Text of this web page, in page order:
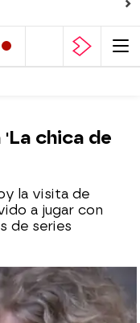
chica de
la visita de
a jugar con
de series